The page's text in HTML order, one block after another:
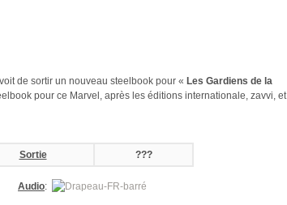
de sortir un nouveau steelbook pour « Les Gardiens de la
pour ce Marvel, après les éditions internationale, zavvi, et
Sortie ???
Audio: